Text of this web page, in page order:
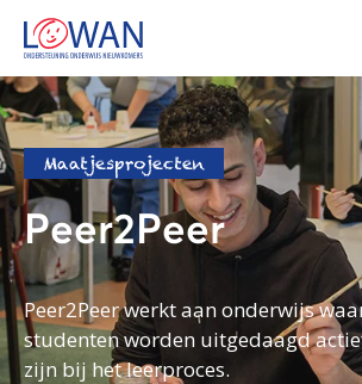
Maatjesprojecten
Peer2Peer
Peer2Peer werkt aan onderwijs
studenten worden uitgedaagd
zijn bij het leerproces.